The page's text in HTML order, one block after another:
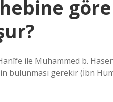
ile Muhammed b.
bulunması gerekir (İbn